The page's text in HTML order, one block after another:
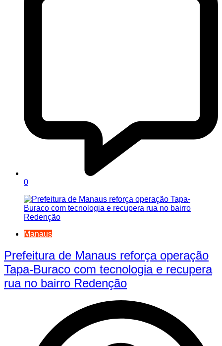
0
Manaus
Prefeitura de Manaus reforça operação
Tapa-Buraco com tecnologia e recupera
rua no bairro Redenção